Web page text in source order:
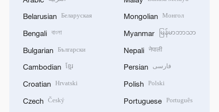
Belarusian Беларуская
Bengali বাংলা
Bulgarian Български
Cambodian ខ្មែរ
Croatian Hrvatski
Czech Český
Mongolian Монгол
Myanmar မြန်မာဘာသာ
Nepali नेपाली
Persian فارسی
Polish Polski
Portuguese Português